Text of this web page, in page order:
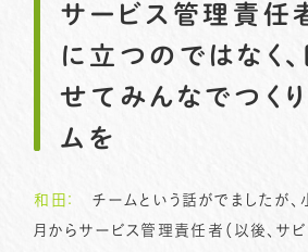
サービス管理責任
に立つのではなく
せてみんなでつく
ムを
和田： チームという話がでましたが
月からサービス管理責任者（以後、サビ